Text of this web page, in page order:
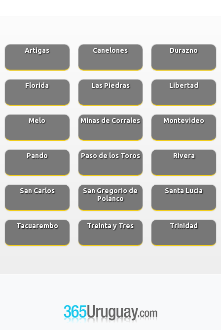
Artigas Canelones Durazno
Florida Las Piedras Libertad
Melo Minas de Corrales Montevideo
Pando Paso de los Toros Rivera
San Carlos
San Gregorio de
Polanco
Santa Lucia
Tacuarembo Treinta y Tres Trinidad